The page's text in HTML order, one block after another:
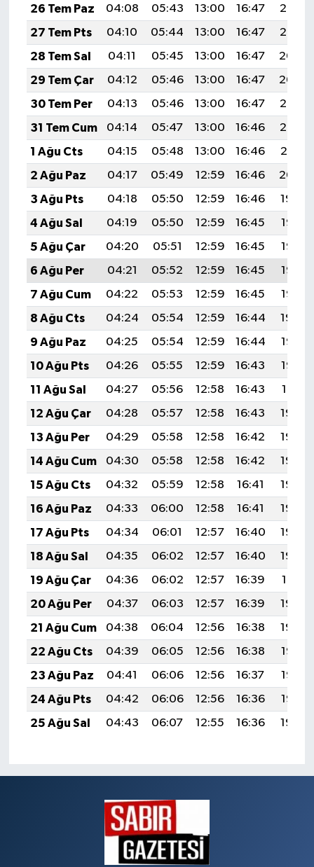
26 Tem Paz
04:08 05:43 13:00 16:47
20:06
27 Tem Pts
04:10 05:44 13:00 16:47
20:05
28 Tem Sal
04:11 05:45 13:00 16:47
20:04
29 Tem Çar
04:12 05:46 13:00 16:47
20:04
30 Tem Per
04:13 05:46 13:00 16:47
20:03
31 Tem Cum
04:14 05:47 13:00 16:46
20:02
1 Ağu Cts
04:15 05:48 13:00 16:46
20:01
2 Ağu Paz
04:17 05:49 12:59 16:46
20:00
3 Ağu Pts
04:18 05:50 12:59 16:46
19:59
4 Ağu Sal
04:19 05:50 12:59 16:45
19:58
5 Ağu Çar
04:20 05:51 12:59 16:45
19:57
6 Ağu Per
04:21 05:52 12:59 16:45
19:56
7 Ağu Cum
04:22 05:53 12:59 16:45
19:55
8 Ağu Cts
04:24 05:54 12:59 16:44
19:54
9 Ağu Paz
04:25 05:54 12:59 16:44
19:53
10 Ağu Pts
04:26 05:55 12:59 16:43
19:52
11 Ağu Sal
04:27 05:56 12:58 16:43
19:51
12 Ağu Çar
04:28 05:57 12:58 16:43
19:50
13 Ağu Per
04:29 05:58 12:58 16:42
19:49
14 Ağu Cum
04:30 05:58 12:58 16:42
19:48
15 Ağu Cts
04:32 05:59 12:58 16:41
19:46
16 Ağu Paz
04:33 06:00 12:58 16:41
19:45
17 Ağu Pts
04:34 06:01 12:57 16:40
19:44
18 Ağu Sal
04:35 06:02 12:57 16:40
19:43
19 Ağu Çar
04:36 06:02 12:57 16:39
19:41
20 Ağu Per
04:37 06:03 12:57 16:39
19:40
21 Ağu Cum
04:38 06:04 12:56 16:38
19:39
22 Ağu Cts
04:39 06:05 12:56 16:38
19:38
23 Ağu Paz
04:41 06:06 12:56 16:37
19:36
24 Ağu Pts
04:42 06:06 12:56 16:36
19:35
25 Ağu Sal
04:43 06:07 12:55 16:36 19:34